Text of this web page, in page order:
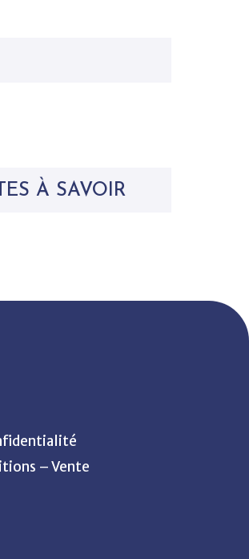
À SAVOIR
– Vente